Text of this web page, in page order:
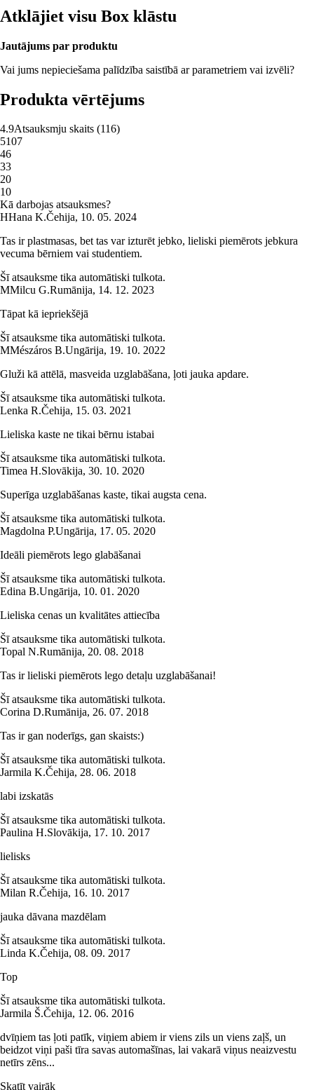
Atklājiet visu Box klāstu
Jautājums par produktu
Vai jums nepieciešama palīdzība saistībā ar parametriem vai izvēli?
Produkta vērtējums
4.9Atsauksmju skaits (116)
5107
46
33
20
10
Kā darbojas atsauksmes?
HHana K.Čehija, 10. 05. 2024
Tas ir plastmasas, bet tas var izturēt jebko, lieliski piemērots jebkura
vecuma bērniem vai studentiem.
Šī atsauksme tika automātiski tulkota.
MMilcu G.Rumānija, 14. 12. 2023
Tāpat kā iepriekšējā
Šī atsauksme tika automātiski tulkota.
MMészáros B.Ungārija, 19. 10. 2022
Gluži kā attēlā, masveida uzglabāšana, ļoti jauka apdare.
Šī atsauksme tika automātiski tulkota.
Lenka R.Čehija, 15. 03. 2021
Lieliska kaste ne tikai bērnu istabai
Šī atsauksme tika automātiski tulkota.
Timea H.Slovākija, 30. 10. 2020
Superīga uzglabāšanas kaste, tikai augsta cena.
Šī atsauksme tika automātiski tulkota.
Magdolna P.Ungārija, 17. 05. 2020
Ideāli piemērots lego glabāšanai
Šī atsauksme tika automātiski tulkota.
Edina B.Ungārija, 10. 01. 2020
Lieliska cenas un kvalitātes attiecība
Šī atsauksme tika automātiski tulkota.
Topal N.Rumānija, 20. 08. 2018
Tas ir lieliski piemērots lego detaļu uzglabāšanai!
Šī atsauksme tika automātiski tulkota.
Corina D.Rumānija, 26. 07. 2018
Tas ir gan noderīgs, gan skaists:)
Šī atsauksme tika automātiski tulkota.
Jarmila K.Čehija, 28. 06. 2018
labi izskatās
Šī atsauksme tika automātiski tulkota.
Paulina H.Slovākija, 17. 10. 2017
lielisks
Šī atsauksme tika automātiski tulkota.
Milan R.Čehija, 16. 10. 2017
jauka dāvana mazdēlam
Šī atsauksme tika automātiski tulkota.
Linda K.Čehija, 08. 09. 2017
Top
Šī atsauksme tika automātiski tulkota.
Jarmila Š.Čehija, 12. 06. 2016
dvīņiem tas ļoti patīk, viņiem abiem ir viens zils un viens zaļš, un
beidzot viņi paši tīra savas automašīnas, lai vakarā viņus neaizvestu
netīrs zēns...
Skatīt vairāk